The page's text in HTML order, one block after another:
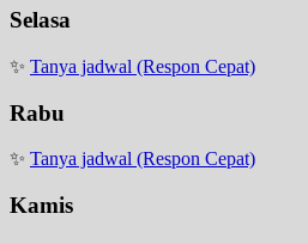
Selasa
✨ Tanya jadwal (Respon Cepat)
Rabu
✨ Tanya jadwal (Respon Cepat)
Kamis